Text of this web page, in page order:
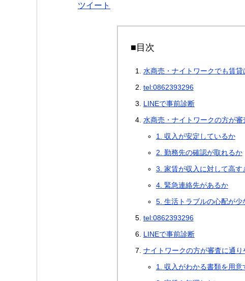
ツイート
■目次
水商売・ナイトワークでも賃貸
tel:0862393296
LINEで事前診断
水商売・ナイトワークの方が
1. 収入が安定しているか
2. 勤務先の確認が取れるか
3. 家賃が収入に対して高す
4. 緊急連絡先があるか
5. 生活トラブルの心配が少
tel:0862393296
LINEで事前診断
ナイトワークの方が審査に通
1. 収入がわかる書類を用意